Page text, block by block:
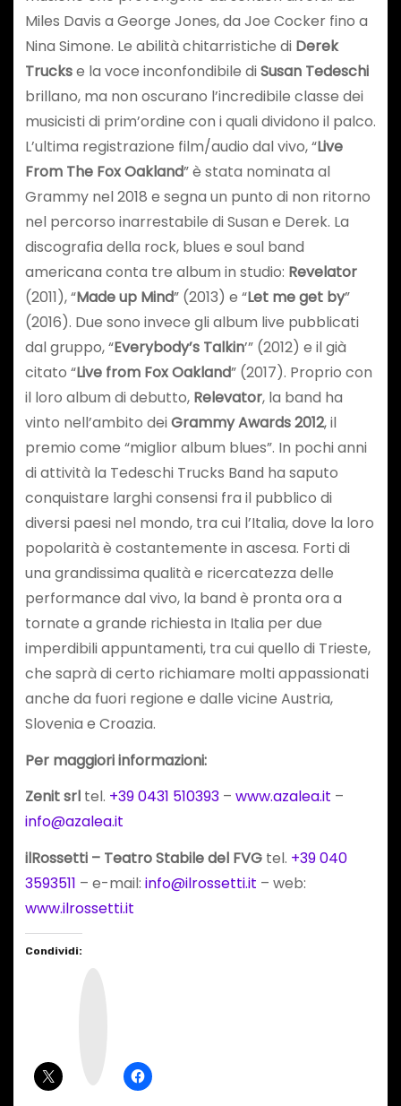
Miles Davis a George Jones, da Joe Cocker fino a
Nina Simone. Le abilità chitarristiche di Derek
Truckse la voce inconfondibile diSusan Tedeschi
brillano, ma non oscurano l’incredibile classe dei
musicisti di prim’ordine con i quali dividono il palco.
L’ultima registrazione film/audio dal vivo, “Live
From The Fox Oakland” è stata nominata al
Grammy nel 2018 e segna un punto di non ritorno
nel percorso inarrestabile di Susan e Derek. La
discografia della rock, blues e soul band
americana conta tre album in studio: Revelator
(2011), “Made up Mind” (2013) e “Let me get by”
(2016). Due sono invece gli album live pubblicati
dal gruppo, “Everybody’s Talkin’” (2012) e il già
citato “Live from Fox Oakland” (2017). Proprio con
il loro album di debutto, Relevator, la band ha
vinto nell’ambito deiGrammy Awards 2012, il
premio come “miglior album blues”. In pochi anni
di attività la Tedeschi Trucks Band ha saputo
conquistare larghi consensi fra il pubblico di
diversi paesi nel mondo, tra cui l’Italia, dove la loro
popolarità è costantemente in ascesa. Forti di
una grandissima qualità e ricercatezza delle
performance dal vivo, la band è pronta ora a
tornate a grande richiesta in Italia per due
imperdibili appuntamenti, tra cui quello di Trieste,
che saprà di certo richiamare molti appassionati
anche da fuori regione e dalle vicine Austria,
Slovenia e Croazia.
Per maggiori informazioni:
Zenit srltel. +39 0431 510393– www.azalea.it –
info@azalea.it
ilRossetti – Teatro Stabile del FVG tel. +39 040
3593511 – e-mail: info@ilrossetti.it – web:
www.ilrossetti.it
Condividi: